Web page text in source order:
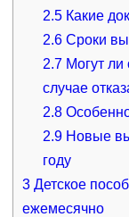
2.5 Какие
2.6 Сроки
2.7 Могут ли
случае
2.8
2.9 Новые
году
3Детское
ежемесячно